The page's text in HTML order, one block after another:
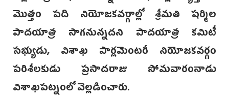
మొత్తం పది నియోజకవర్గాల్లో శ్రీమతి షర్మిల
పాదయాత్ర సాగనున్నదని పాదయాత్ర కమిటీ
సభ్యుడు, విశాఖ పార్లమెంటరీ నియోజకవర్గం
పరిశీలకుడు ప్రసాదరాజు సోమవారంనాడు
విశాఖపట్నంలో వెల్లడించారు.